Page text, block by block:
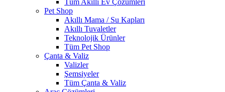
Tüm Akıllı Ev Çözümleri
Pet Shop
Akıllı Mama / Su Kapları
Akıllı Tuvaletler
Teknolojik Ürünler
Tüm Pet Shop
Çanta & Valiz
Valizler
Şemsiyeler
Tüm Çanta & Valiz